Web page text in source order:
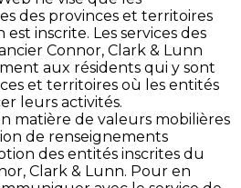
des provinces et territoires
inscrite. Les services des
Connor, Clark & Lunn
aux résidents qui y sont
et territoires où les entités
leurs activités.
matière de valeurs mobilières
de renseignements
des entités inscrites du
Clark & Lunn. Pour en